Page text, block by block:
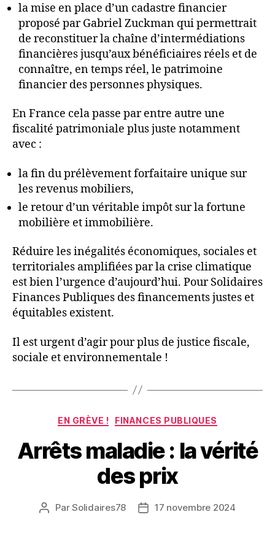
la mise en place d’un cadastre financier
proposé par Gabriel Zuckman qui permettrait
de reconstituer la chaîne d’intermédiations
financières jusqu’aux bénéficiaires réels et de
connaître, en temps réel, le patrimoine
financier des personnes physiques.
En France cela passe par entre autre une
fiscalité patrimoniale plus juste notamment
avec :
la fin du prélèvement forfaitaire unique sur
les revenus mobiliers,
le retour d’un véritable impôt sur la fortune
mobilière et immobilière.
Réduire les inégalités économiques, sociales et
territoriales amplifiées par la crise climatique
est bien l’urgence d’aujourd’hui. Pour Solidaires
Finances Publiques des financements justes et
équitables existent.
Il est urgent d’agir pour plus de justice fiscale,
sociale et environnementale !
Catégories
EN GRÈVE ! FINANCES PUBLIQUES
Arrêts maladie : la vérité
des prix
Auteur
ParSolidaires78
Date17 novembre 2024